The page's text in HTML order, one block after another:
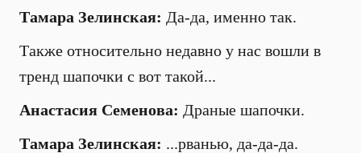
Тамара Зелинская: Да-да, именно так.
Также относительно недавно у нас вошли в
тренд шапочки с вот такой...
Анастасия Семенова: Драные шапочки.
Тамара Зелинская: ...рванью, да-да-да.